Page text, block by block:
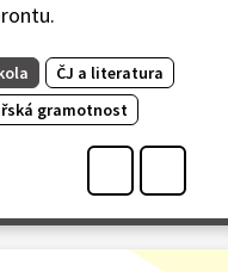
ČJ a literatura
gramotnost